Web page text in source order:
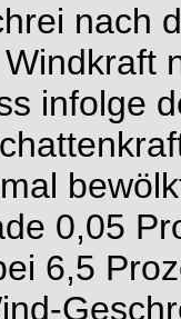
nach
infolge
0,05
6,5